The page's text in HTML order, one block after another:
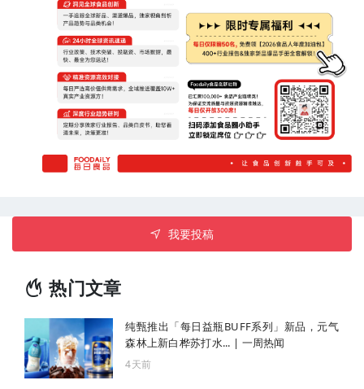
我要投稿
热门文章
纯甄推出「每日益瓶BUFF系列」新品，元气
森林上新白桦苏打水... | 一周热闻
4天前